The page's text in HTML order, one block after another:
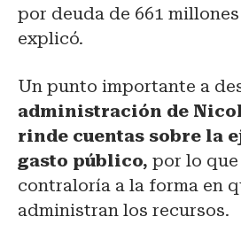
por deuda de 661
explicó.
Un punto importante a
administración de
rinde cuentas sobre la
gasto público, por lo
contraloría a la forma en
administran los recursos.